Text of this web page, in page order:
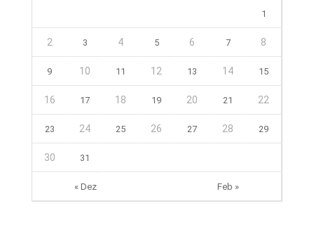
« Dez Feb »
1
2 3 4 5 6 7 8
9 10 11 12 13 14 15
16 17 18 19 20 21 22
23 24 25 26 27 28 29
30 31